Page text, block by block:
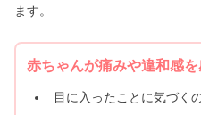
ます。
赤ちゃんが痛みや違和感
目に入ったことに気づく